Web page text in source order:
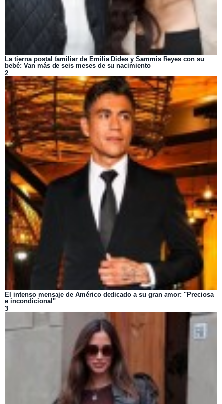
La tierna postal familiar de Emilia Dides y Sammis Reyes con su
bebé: Van más de seis meses de su nacimiento
2
El intenso mensaje de Américo dedicado a su gran amor: "Preciosa
e incondicional"
3